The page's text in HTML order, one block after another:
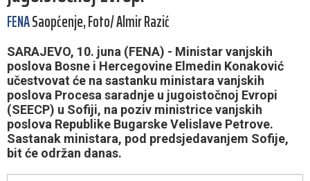
FENASaopćenje, Foto/ Almir Razić
SARAJEVO, 10. juna (FENA) - Ministar vanjskih
poslova Bosne i Hercegovine Elmedin Konaković
učestvovat će na sastanku ministara vanjskih
poslova Procesa saradnje u jugoistočnoj Evropi
(SEECP) u Sofiji, na poziv ministrice vanjskih
poslova Republike Bugarske Velislave Petrove.
Sastanak ministara, pod predsjedavanjem Sofije,
bit će održan danas.